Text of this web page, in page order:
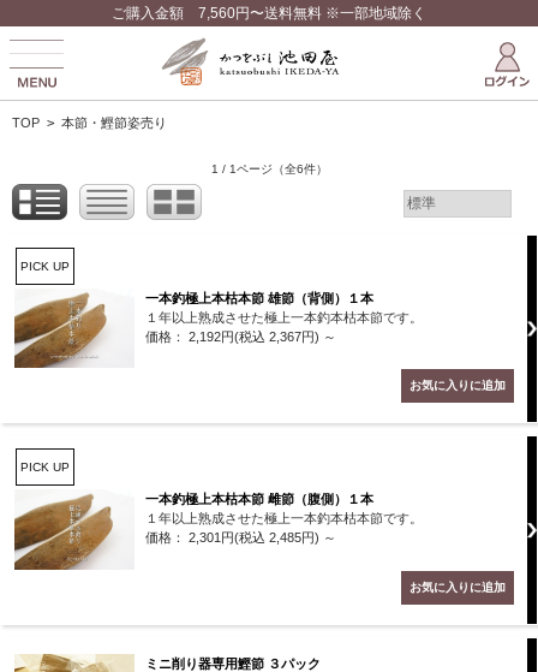
ご購入金額 7,560円〜送料無料 ※一部地域除く
TOP > 本節・鰹節姿売り
1 / 1ページ （全6件）
PICK UP
一本釣極上本枯本節 雄節（背側）１本
１年以上熟成させた極上一本釣本枯本節です。
価格： 2,192円(税込 2,367円) ～
PICK UP
一本釣極上本枯本節 雌節（腹側）１本
１年以上熟成させた極上一本釣本枯本節です。
価格： 2,301円(税込 2,485円) ～
ミニ削り器専用鰹節 ３パック